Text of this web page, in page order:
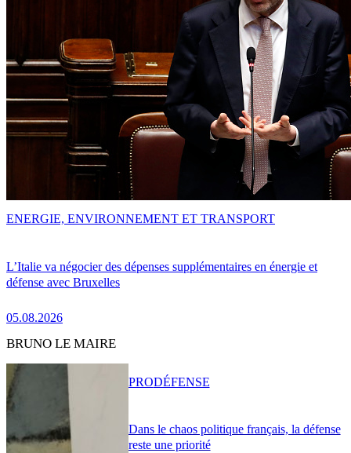
L’Italie va négocier des dépenses supplémentaires en énergie et
défense avec Bruxelles
05.08.2026
ENERGIE, ENVIRONNEMENT ET TRANSPORT
BRUNO LE MAIRE
Dans le chaos politique français, la défense
reste une priorité
PRODÉFENSE